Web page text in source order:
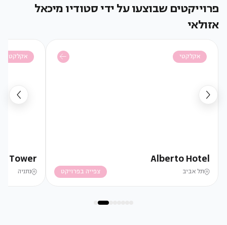
פרוייקטים שבוצעו על ידי סטודיו מיכאל
אזולאי
אקלקטי
Alberto Hotel
תל אביב צפייה בפרויקט
אקלקטי
Tower
נתניה